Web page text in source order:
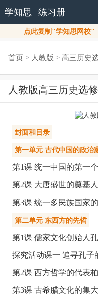
学知思 练习册
点此复制"学知思网校"
首页> 人教版 > 高三历史
人教版高三历史选
封面和目录
第一单元 古代中国的政治
第1课 统一中国的第一
第2课 大唐盛世的奠基
第3课 统一多民族国家
第二单元 东西方的先哲
第1课 儒家文化创始人
探究活动课一 追寻孔子
第2课 西方哲学的代表
第3课 古希腊文化的集